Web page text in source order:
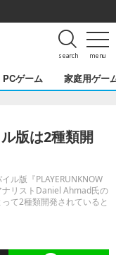
menu
search
PCゲーム 家庭用ゲー
版は2種類開
ル版『PLAYERUNKNOW
ナリストDaniel Ahmad氏の
て2種類開発されていると